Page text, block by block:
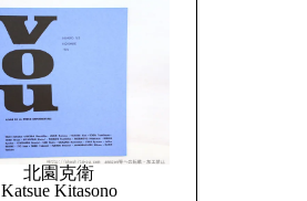
北園克衛
Katsue Kitasono